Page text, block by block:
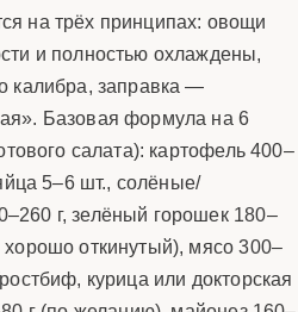
на трёх принципах: овощи
и полностью охлаждены,
калибра, заправка —
Базовая формула на 6
салата): картофель 400–
5–6 шт., солёные/
г, зелёный горошек 180–
откинутый), мясо 300–
курица или докторская